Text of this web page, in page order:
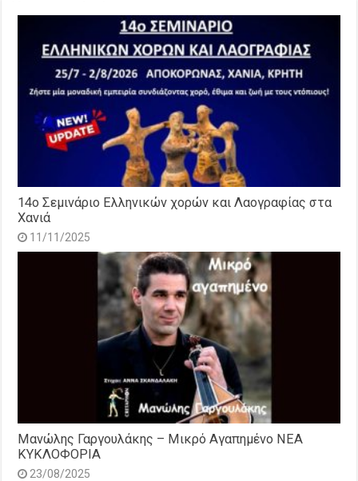
14o Σεμινάριο Ελληνικών χορών και Λαογραφίας στα
Χανιά
11/11/2025
Μανώλης Γαργουλάκης – Μικρό Αγαπημένο NEΑ
ΚΥΚΛΟΦΟΡΙΑ
23/08/2025